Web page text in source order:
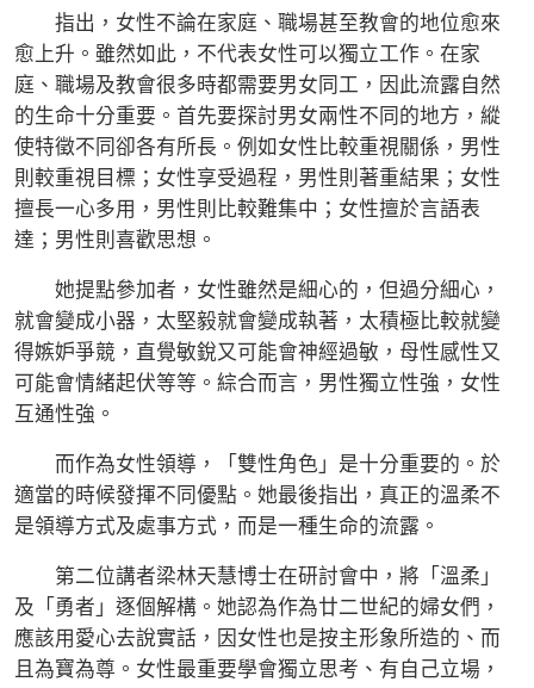
指出，女性不論在家庭、職場甚至教會的地位愈來
愈上升。雖然如此，不代表女性可以獨立工作。在家
庭、職場及教會很多時都需要男女同工，因此流露自然
的生命十分重要。首先要探討男女兩性不同的地方，縱
使特徵不同卻各有所長。例如女性比較重視關係，男性
則較重視目標；女性享受過程，男性則著重結果；女性
擅長一心多用，男性則比較難集中；女性擅於言語表
達；男性則喜歡思想。
她提點參加者，女性雖然是細心的，但過分細心，
就會變成小器，太堅毅就會變成執著，太積極比較就變
得嫉妒爭競，直覺敏銳又可能會神經過敏，母性感性又
可能會情緒起伏等等。綜合而言，男性獨立性強，女性
互通性強。
而作為女性領導，「雙性角色」是十分重要的。於
適當的時候發揮不同優點。她最後指出，真正的溫柔不
是領導方式及處事方式，而是一種生命的流露。
第二位講者梁林天慧博士在研討會中，將「溫柔」
及「勇者」逐個解構。她認為作為廿二世紀的婦女們，
應該用愛心去說實話，因女性也是按主形象所造的、而
且為寶為尊。女性最重要學會獨立思考、有自己立場，